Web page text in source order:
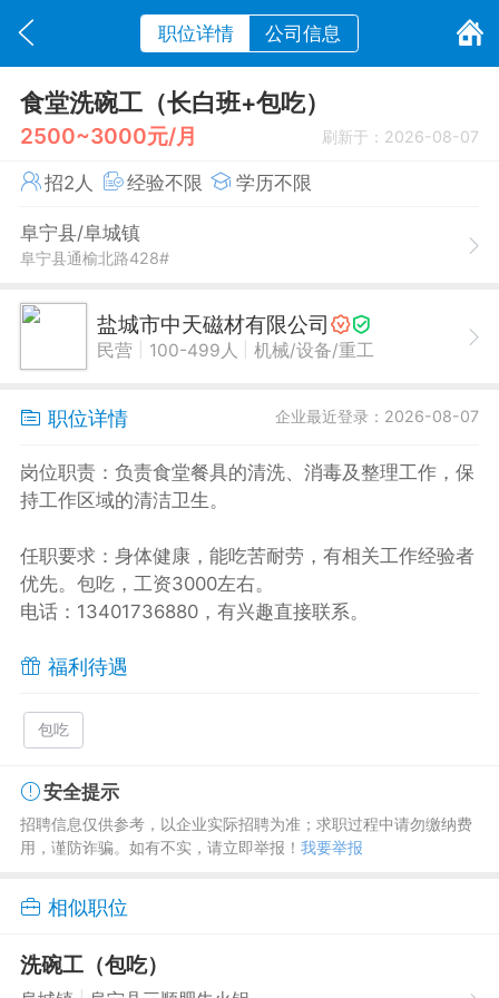
职位详情 公司信息
食堂洗碗工（长白班+包吃）
2500~3000元/月 刷新于：2026-08-07
招2人 经验不限 学历不限
阜宁县/阜城镇
阜宁县通榆北路428#
盐城市中天磁材有限公司
民营 100-499人 机械/设备/重工
职位详情 企业最近登录：2026-08-07
岗位职责：负责食堂餐具的清洗、消毒及整理工作，保
持工作区域的清洁卫生。
任职要求：身体健康，能吃苦耐劳，有相关工作经验者
优先。包吃，工资3000左右。
电话：13401736880，有兴趣直接联系。
福利待遇
包吃
安全提示
招聘信息仅供参考，以企业实际招聘为准；求职过程中请勿缴纳费
用，谨防诈骗。如有不实，请立即举报！ 我要举报
相似职位
洗碗工（包吃）